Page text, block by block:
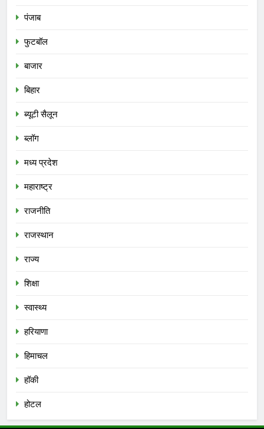
पंजाब
फुटबॉल
बाजार
बिहार
ब्यूटी सैलून
ब्लॉग
मध्य प्रदेश
महाराष्ट्र
राजनीति
राजस्थान
राज्य
शिक्षा
स्वास्थ्य
हरियाणा
हिमाचल
हॉकी
होटल